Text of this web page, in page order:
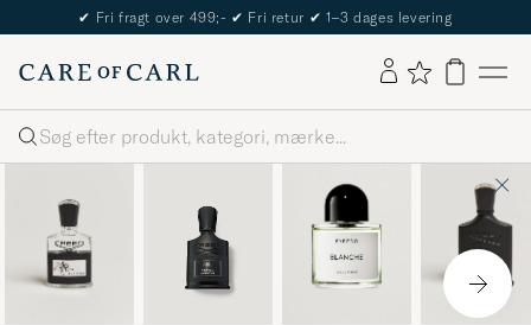
✔ Fri fragt over 499;- ✔ Fri retur ✔ 1–3 dages levering
Søg